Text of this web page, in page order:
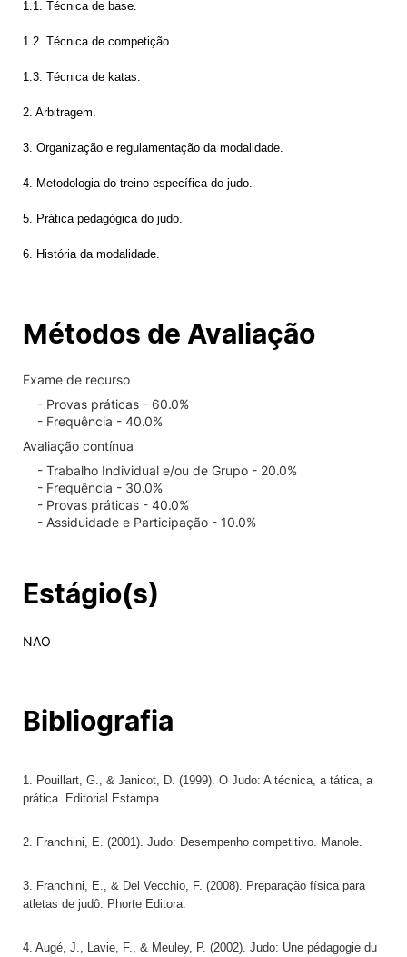
1.1. Técnica de base.
1.2. Técnica de competição.
1.3. Técnica de katas.
2. Arbitragem.
3. Organização e regulamentação da modalidade.
4. Metodologia do treino específica do judo.
5. Prática pedagógica do judo.
6. História da modalidade.
Métodos de Avaliação
Exame de recurso
- Provas práticas - 60.0%
- Frequência - 40.0%
Avaliação contínua
- Trabalho Individual e/ou de Grupo - 20.0%
- Frequência - 30.0%
- Provas práticas - 40.0%
- Assiduidade e Participação - 10.0%
Estágio(s)
NAO
Bibliografia
1. Pouillart, G., & Janicot, D. (1999). O Judo: A técnica, a tática, a
prática. Editorial Estampa
2. Franchini, E. (2001). Judo: Desempenho competitivo. Manole.
3. Franchini, E., & Del Vecchio, F. (2008). Preparação física para
atletas de judô. Phorte Editora.
4. Augé, J., Lavie, F., & Meuley, P. (2002). Judo: Une pédagogie du